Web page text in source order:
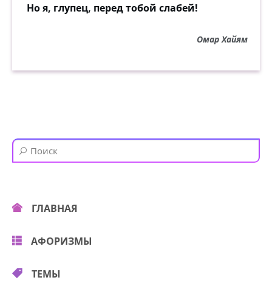
Но я, глупец, перед тобой слабей!
Омар Хайям
ГЛАВНАЯ
АФОРИЗМЫ
ТЕМЫ